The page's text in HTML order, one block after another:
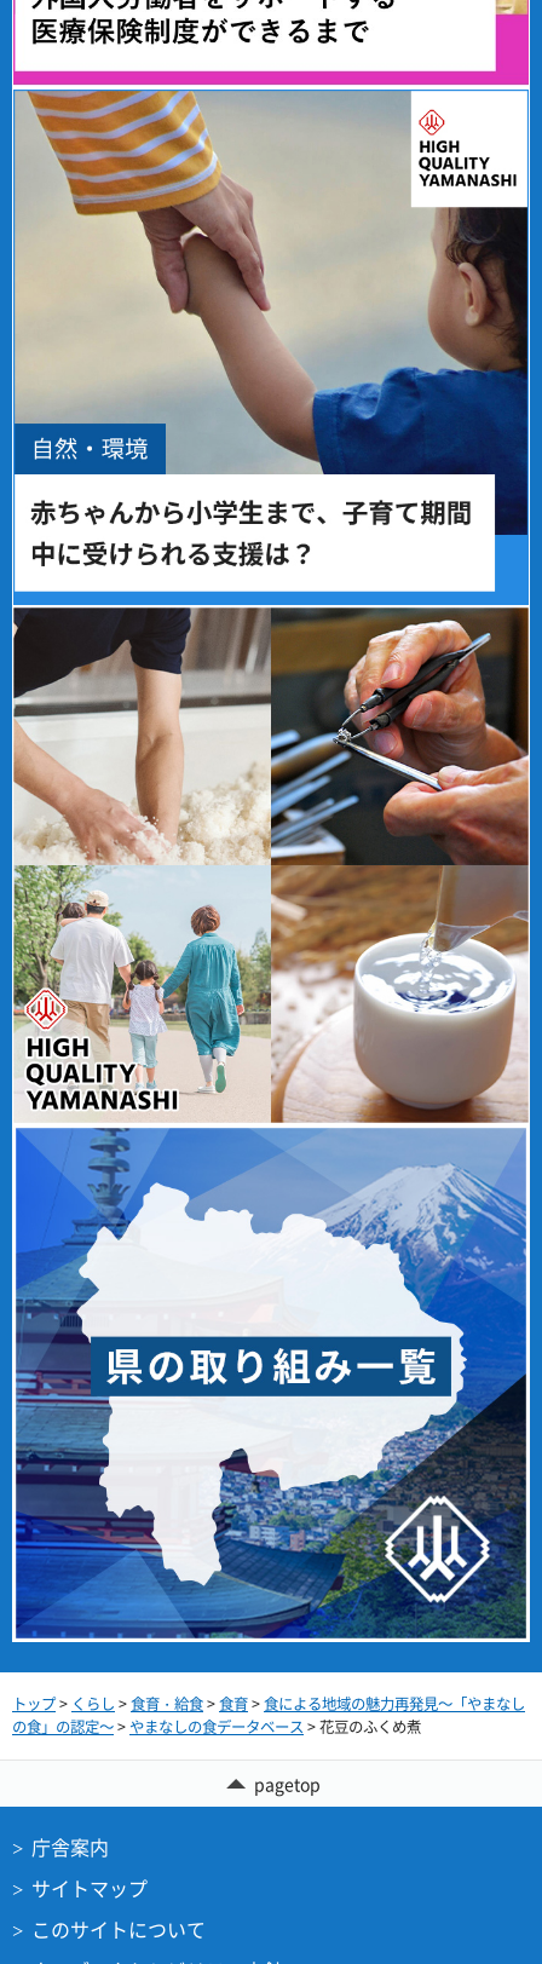
トップ> くらし >食育・給食>食育>食による地域の魅力再発見～「やまなし
の食」の認定～> やまなしの食データベース > 花豆のふくめ煮
pagetop
庁舎案内
サイトマップ
このサイトについて